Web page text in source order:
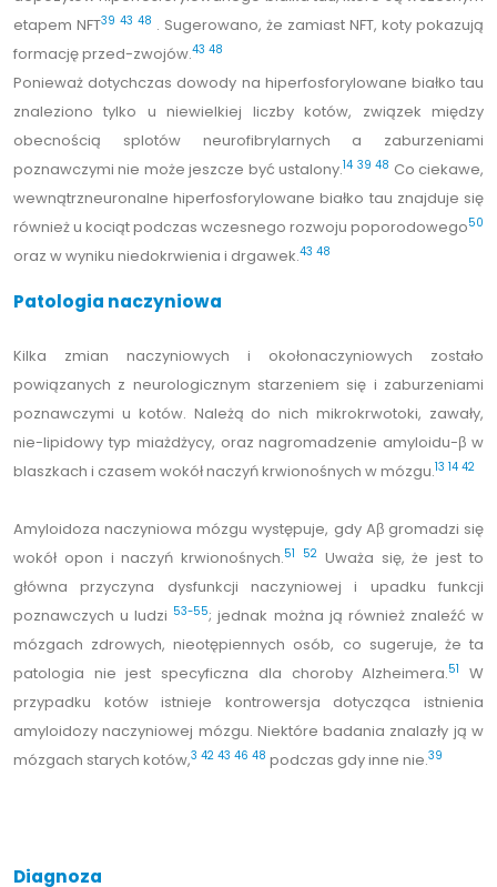
etapem NFT39 43 48 . Sugerowano, że zamiast NFT, koty pokazują
formację przed-zwojów.43 48
Ponieważ dotychczas dowody na hiperfosforylowane białko tau
znaleziono tylko u niewielkiej liczby kotów, związek między
obecnością splotów neurofibrylarnych a zaburzeniami
poznawczymi nie może jeszcze być ustalony.14 39 48 Co ciekawe,
wewnątrzneuronalne hiperfosforylowane białko tau znajduje się
również u kociąt podczas wczesnego rozwoju poporodowego50
oraz w wyniku niedokrwienia i drgawek.43 48
Patologia naczyniowa
Kilka zmian naczyniowych i okołonaczyniowych zostało
powiązanych z neurologicznym starzeniem się i zaburzeniami
poznawczymi u kotów. Należą do nich mikrokrwotoki, zawały,
nie-lipidowy typ miażdżycy, oraz nagromadzenie amyloidu-β w
blaszkach i czasem wokół naczyń krwionośnych w mózgu.13 14 42
Amyloidoza naczyniowa mózgu występuje, gdy Aβ gromadzi się
wokół opon i naczyń krwionośnych.51 52 Uważa się, że jest to
główna przyczyna dysfunkcji naczyniowej i upadku funkcji
poznawczych u ludzi 53-55; jednak można ją również znaleźć w
mózgach zdrowych, nieotępiennych osób, co sugeruje, że ta
patologia nie jest specyficzna dla choroby Alzheimera.51
W
przypadku kotów istnieje kontrowersja dotycząca istnienia
amyloidozy naczyniowej mózgu. Niektóre badania znalazły ją w
mózgach starych kotów,3 42 43 46 48 podczas gdy inne nie.39
Diagnoza